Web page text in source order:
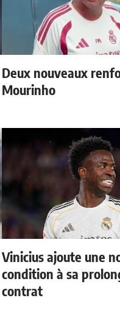
Deux nouveaux
Mourinho
Vinicius ajoute une
condition à sa
contrat